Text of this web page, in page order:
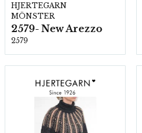
HJERTEGARN
MÖNSTER
2579- New Arezzo
2579